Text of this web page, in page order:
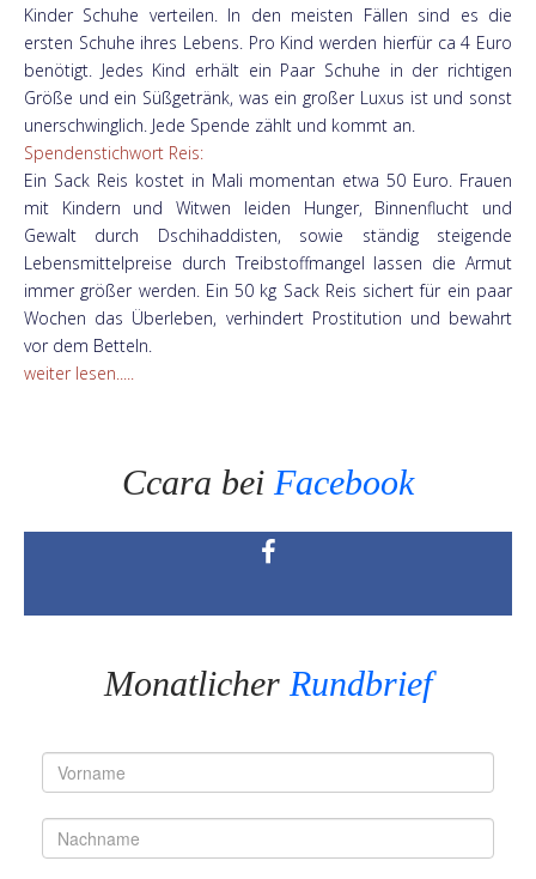
Kinder Schuhe verteilen. In den meisten Fällen sind es die
ersten Schuhe ihres Lebens. Pro Kind werden hierfür ca 4 Euro
benötigt. Jedes Kind erhält ein Paar Schuhe in der richtigen
Größe und ein Süßgetränk, was ein großer Luxus ist und sonst
unerschwinglich. Jede Spende zählt und kommt an.
Spendenstichwort Reis:
Ein Sack Reis kostet in Mali momentan etwa 50 Euro. Frauen
mit Kindern und Witwen leiden Hunger, Binnenflucht und
Gewalt durch Dschihaddisten, sowie ständig steigende
Lebensmittelpreise durch Treibstoffmangel lassen die Armut
immer größer werden. Ein 50 kg Sack Reis sichert für ein paar
Wochen das Überleben, verhindert Prostitution und bewahrt
vor dem Betteln.
weiter lesen.....
Ccara bei Facebook
Monatlicher Rundbrief